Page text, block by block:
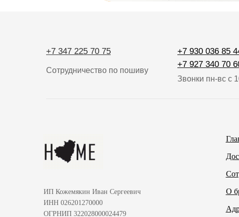
+7 347 225 70 75
Сотрудничество по пошиву
+7 930 036 85
+7 927 340 70
Звонки пн-вс с
ИП Кожемякин Иван Сергеевич
ИНН 026201270000
ОГРНИП 322028000024479
О